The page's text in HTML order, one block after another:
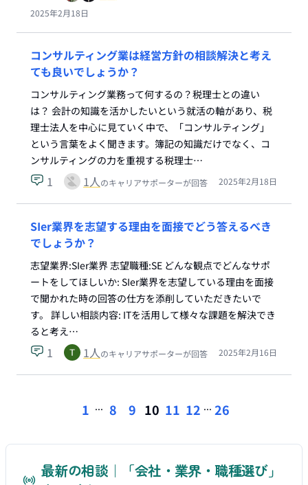
2025年2月18日
コンサルティング業は経営方針の相談解決と考え
ても良いでしょうか？
コンサルティング業務って何するの？税理士との違い
は？ 会計の知識を活かしたいという就活の軸があり、税
理士法人を中心に見ていく中で、「コンサルティング」
という言葉をよく聞きます。簿記の知識だけでなく、コ
ンサルティングの力を重視する税理士…
1 1人のキャリアサポーターが回答 2025年2月18日
SIer業界を志望する理由を面接でどう答えるべき
でしょうか？
志望業界:SIer業界 志望職種:SE どんな観点でどんなサポ
ートをしてほしいか: SIer業界を志望している理由を面接
で聞かれた時の回答の仕方を添削していただきたいで
す。 詳しい相談内容: ITを活用して様々な課題を解決でき
ると考え…
1 1人のキャリアサポーターが回答 2025年2月16日
1 ... 8 9 10 11 12 ... 26
最新の相談｜「会社・業界・職種選び」